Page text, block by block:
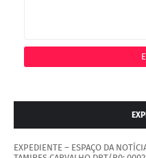
EXPEDIENTE – ESPAÇO DA